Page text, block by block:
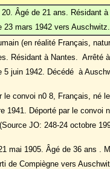
20. Âgé de 21 ans.
23 mars 1942 vers
(en réalité Français,
Résidant à Nantes. Arrêté
5 juin 1942. Décédé à
convoi n0 8, Français, né
1941. Déporté par le convoi
JO: 248-24 octobre
mai 1905. Âgé de 36 ans .
de Compiègne vers